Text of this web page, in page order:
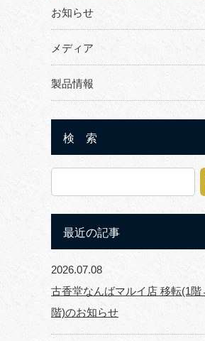
お知らせ
メディア
製品情報
検 索
最近の記事
2026.07.08
古香堂なんばマルイ店 移転(1
階)のお知らせ